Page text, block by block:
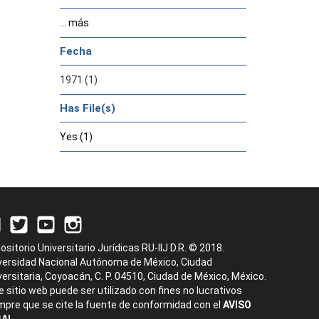
... más
Fecha
1971 (1)
Has File(s)
Yes (1)
Universitario Jurídicas RU-IIJ D.R. © 2018.
Nacional Autónoma de México, Ciudad
Coyoacán, C. P. 04510, Ciudad de México, México.
sitio web puede ser utilizado con fines no lucrativos
que se cite la fuente de conformidad con el AVISO